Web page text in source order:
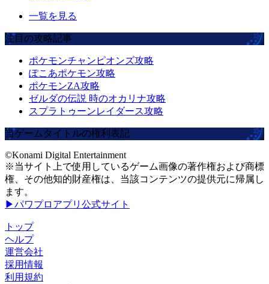
一覧を見る
注目の攻略記事
ポケモンチャンピオンズ攻略
ぽこあポケモン攻略
ポケモンZA攻略
ゼルダの伝説 時のオカリナ攻略
スプラトゥーンレイダース攻略
当ゲームタイトルの権利表記
©Konami Digital Entertainment
※当サイト上で使用しているゲーム画像の著作権および商標
権、その他知的財産権は、当該コンテンツの提供元に帰属し
ます。
▶パワプロアプリ公式サイト
トップ
ヘルプ
運営会社
採用情報
利用規約